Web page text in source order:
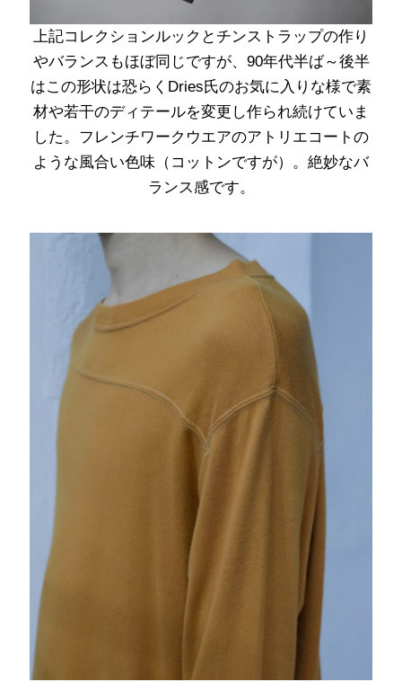
上記コレクションルックとチンストラップの作り
やバランスもほぼ同じですが、90年代半ば～後半
はこの形状は恐らくDries氏のお気に入りな様で素
材や若干のディテールを変更し作られ続けていま
した。フレンチワークウエアのアトリエコートの
ような風合い色味（コットンですが）。絶妙なバ
ランス感です。